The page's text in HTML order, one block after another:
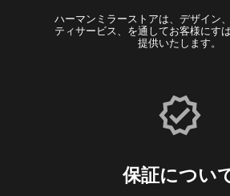
ハーマンミラーストアは、デザイン
ティサービス、を通してお客様にす
提供いたします。
保証につい